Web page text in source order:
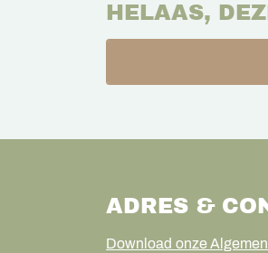
HELAAS,
ADRES &
Download onze